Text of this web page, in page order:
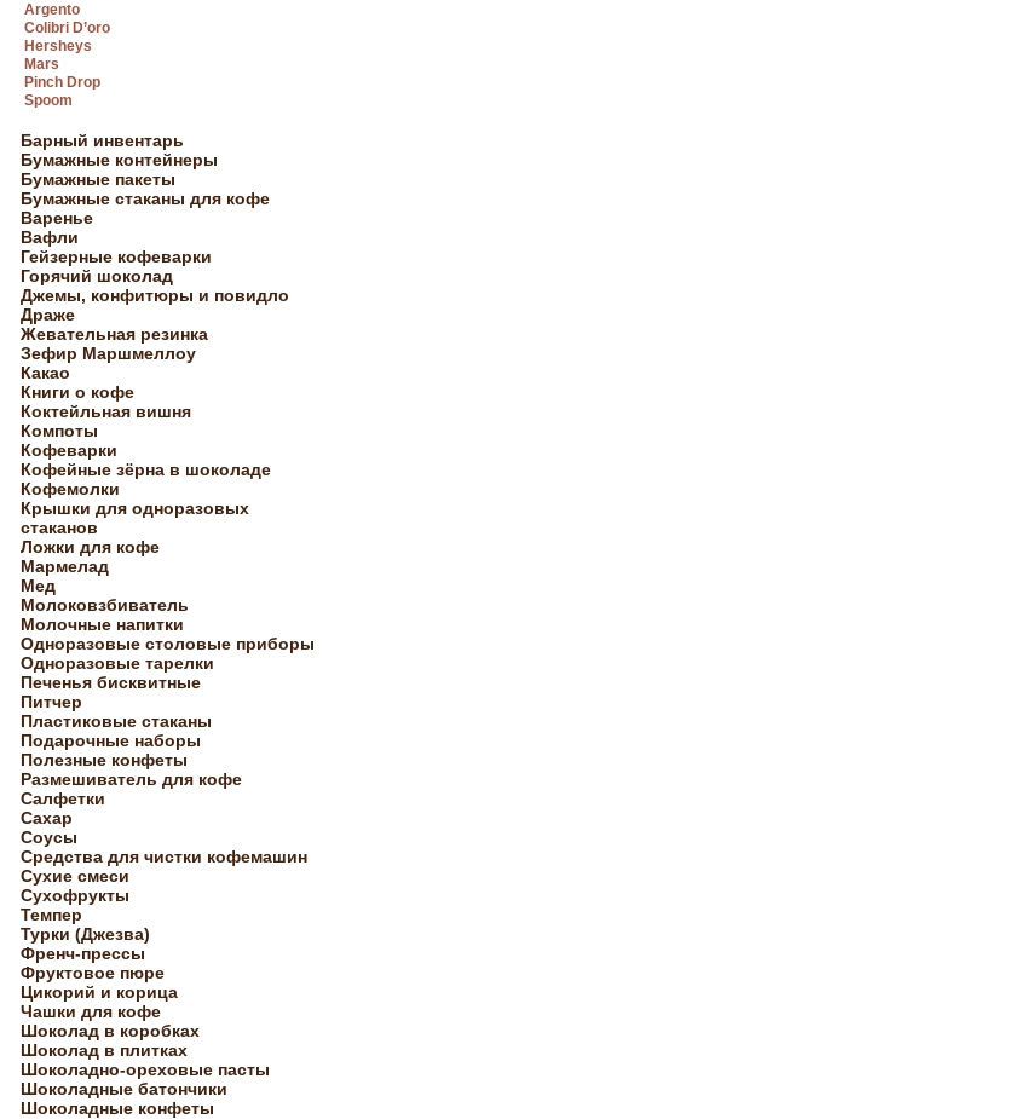
Argento
Colibri D’oro
Hersheys
Mars
Pinch Drop
Spoom
Барный инвентарь
Бумажные контейнеры
Бумажные пакеты
Бумажные стаканы для кофе
Варенье
Вафли
Гейзерные кофеварки
Горячий шоколад
Джемы, конфитюры и повидло
Драже
Жевательная резинка
Зефир Маршмеллоу
Какао
Книги о кофе
Коктейльная вишня
Компоты
Кофеварки
Кофейные зёрна в шоколаде
Кофемолки
Крышки для одноразовых
стаканов
Ложки для кофе
Мармелад
Мед
Молоковзбиватель
Молочные напитки
Одноразовые столовые приборы
Одноразовые тарелки
Печенья бисквитные
Питчер
Пластиковые стаканы
Подарочные наборы
Полезные конфеты
Размешиватель для кофе
Салфетки
Сахар
Соусы
Средства для чистки кофемашин
Сухие смеси
Сухофрукты
Темпер
Турки (Джезва)
Френч-прессы
Фруктовое пюре
Цикорий и корица
Чашки для кофе
Шоколад в коробках
Шоколад в плитках
Шоколадно-ореховые пасты
Шоколадные батончики
Шоколадные конфеты